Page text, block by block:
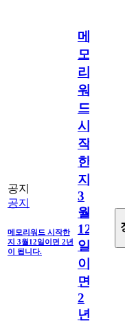
공지
공지
메모리워드 시작한
지 3월12일이면 2년
이 됩니다.
메
모
리
워
드
시
작
한
지
3
월
12
일
이
면
2
년